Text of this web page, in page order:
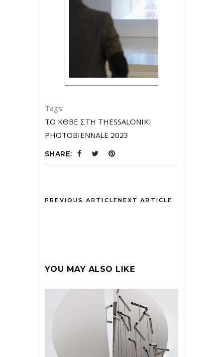
Tags:
ΤΟ ΚΘΒΕ ΣΤΗ THESSALONIKI
PHOTOBIENNALE 2023
SHARE:
PREVIOUS ARTICLENEXT ARTICLE
YOU MAY ALSO LIKE